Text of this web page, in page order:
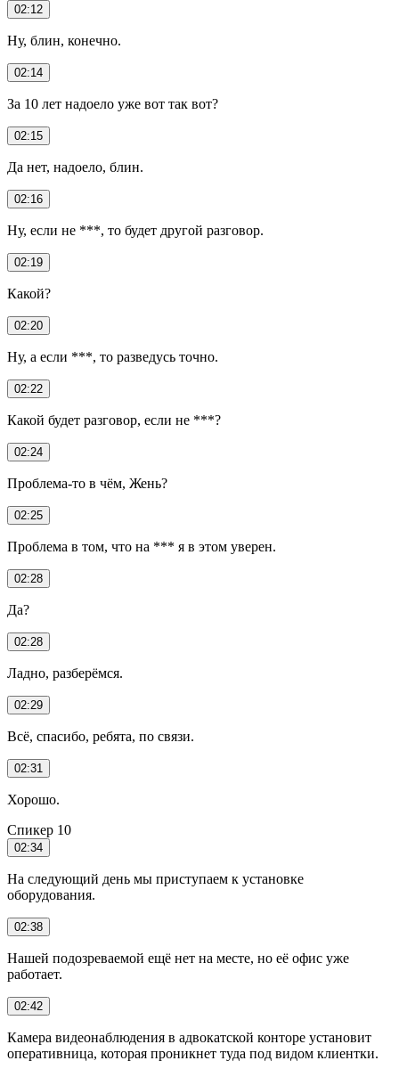
02:12
Ну, блин, конечно.
02:14
За 10 лет надоело уже вот так вот?
02:15
Да нет, надоело, блин.
02:16
Ну, если не ***, то будет другой разговор.
02:19
Какой?
02:20
Ну, а если ***, то разведусь точно.
02:22
Какой будет разговор, если не ***?
02:24
Проблема-то в чём, Жень?
02:25
Проблема в том, что на *** я в этом уверен.
02:28
Да?
02:28
Ладно, разберёмся.
02:29
Всё, спасибо, ребята, по связи.
02:31
Хорошо.
Спикер 10
02:34
На следующий день мы приступаем к установке
оборудования.
02:38
Нашей подозреваемой ещё нет на месте, но её офис уже
работает.
02:42
Камера видеонаблюдения в адвокатской конторе установит
оперативница, которая проникнет туда под видом клиентки.